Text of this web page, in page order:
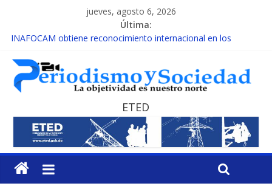
jueves, agosto 6, 2026
Última:
INAFOCAM obtiene reconocimiento internacional en los
15 de febrero de cada año es Día Nacional de la lucha contra el
cáncer infantil
EL ENFOQUE UNILATERAL DE LA COALICIÓN
MESCyT y Universidad Albizu apoyarán rehabilitación de
reclusos
MESCyT presenta calendario de Consulta Nacional por la
Educación
ETED